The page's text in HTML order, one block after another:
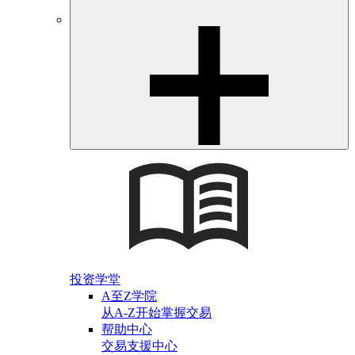
投资学堂
A至Z学院
从A-Z开始掌握交易
帮助中心
交易支援中心